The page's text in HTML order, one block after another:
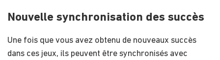
Nouvelle synchronisation des succès
Une fois que vous avez obtenu de nouveaux succès
dans ces jeux, ils peuvent être synchronisés avec